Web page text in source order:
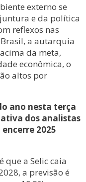
externo se
e da política
reflexos nas
a autarquia
da meta,
econômica, o
altos por
ano nesta terça
dos analistas
2025
que a Selic caia
a previsão é